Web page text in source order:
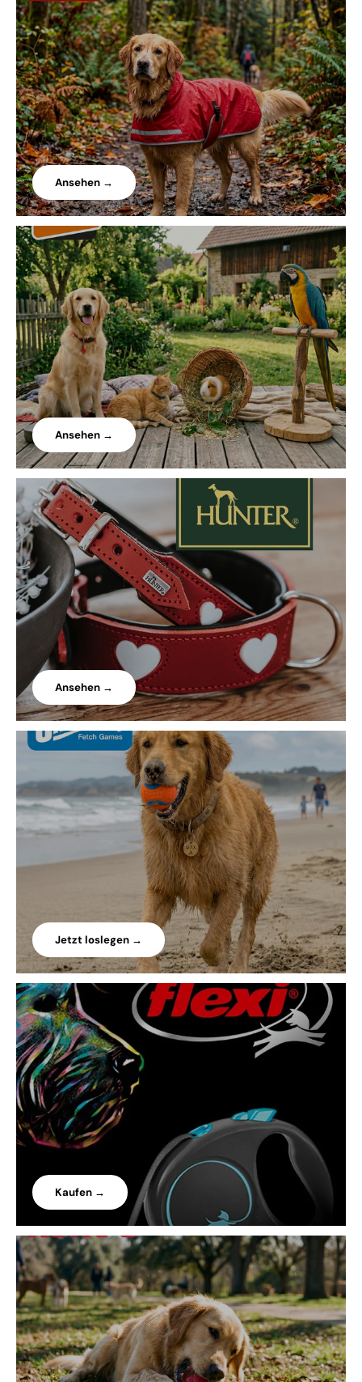
Ansehen →
Ansehen →
Ansehen →
Jetzt loslegen →
Kaufen →